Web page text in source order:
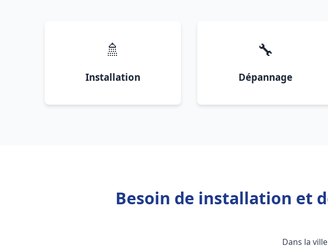
🚿
Installation
🔧
Dépannage
Besoin de installation et
Dans la